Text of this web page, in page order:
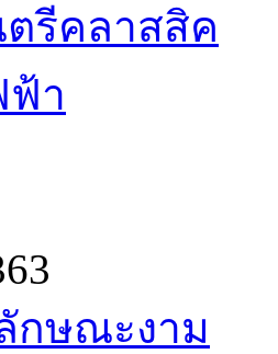
ตรีคลาสสิค
ฟ้า
กษณะงาม